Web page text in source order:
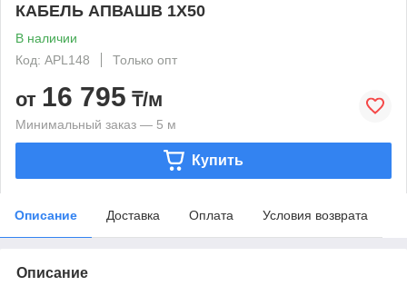
КАБЕЛЬ АПВАШВ 1Х50
В наличии
Код: APL148
Только опт
от 16 795 ₸/м
Минимальный заказ — 5 м
Купить
Описание Доставка Оплата Условия возврата
Описание